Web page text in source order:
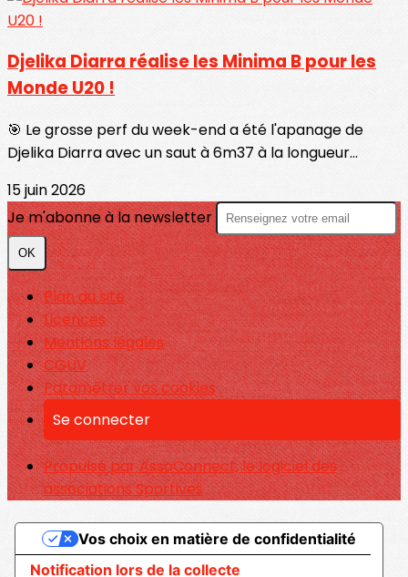
Djelika Diarra réalise les Minima B pour les
Monde U20 !
🎯 Le grosse perf du week-end a été l'apanage de
Djelika Diarra avec un saut à 6m37 à la longueur...
15 juin 2026
Je m'abonne à la newsletter
OK
Plan du site
Licences
Mentions légales
CGUV
Paramétrer vos cookies
Se connecter
Propulsé par AssoConnect, le logiciel des
associations Sportives
Notification lors de la collecte
Vos choix en matière de confidentialité